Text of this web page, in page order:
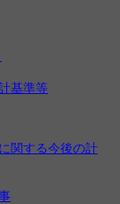
基準等
関する今後の計